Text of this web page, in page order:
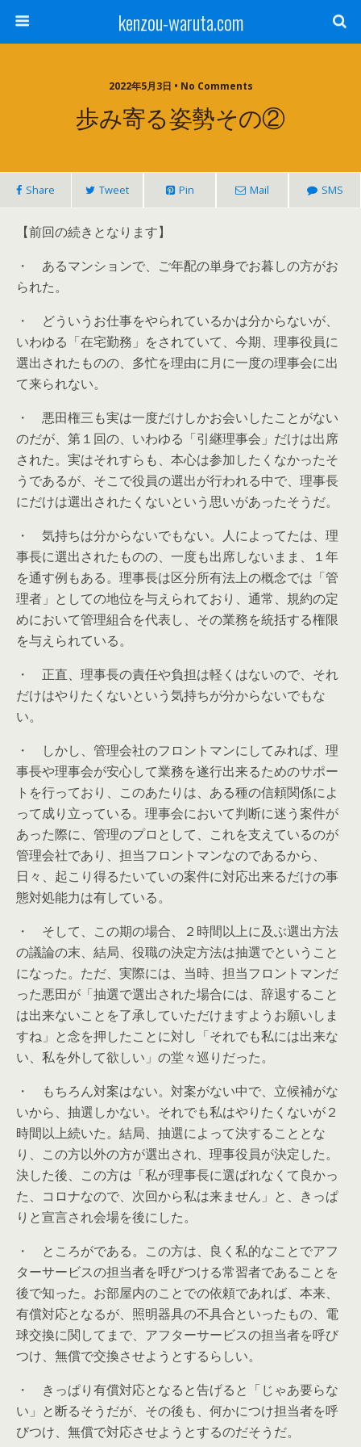
kenzou-waruta.com
2022年5月3日 • No Comments
歩み寄る姿勢その②
Share Tweet Pin Mail SMS
【前回の続きとなります】
・ あるマンションで、ご年配の単身でお暮しの方がお
られた。
・ どういうお仕事をやられているかは分からないが、
いわゆる「在宅勤務」をされていて、今期、理事役員に
選出されたものの、多忙を理由に月に一度の理事会に出
て来られない。
・ 悪田権三も実は一度だけしかお会いしたことがない
のだが、第１回の、いわゆる「引継理事会」だけは出席
された。実はそれすらも、本心は参加したくなかったそ
うであるが、そこで役員の選出が行われる中で、理事長
にだけは選出されたくないという思いがあったそうだ。
・ 気持ちは分からないでもない。人によってたは、理
事長に選出されたものの、一度も出席しないまま、１年
を通す例もある。理事長は区分所有法上の概念では「管
理者」としての地位を与えられており、通常、規約の定
めにおいて管理組合を代表し、その業務を統括する権限
を与えられている。
・ 正直、理事長の責任や負担は軽くはないので、それ
だけはやりたくないという気持ちが分からないでもな
い。
・ しかし、管理会社のフロントマンにしてみれば、理
事長や理事会が安心して業務を遂行出来るためのサポー
トを行っており、このあたりは、ある種の信頼関係によ
って成り立っている。理事会において判断に迷う案件が
あった際に、管理のプロとして、これを支えているのが
管理会社であり、担当フロントマンなのであるから、
日々、起こり得るたいていの案件に対応出来るだけの事
態対処能力は有している。
・ そして、この期の場合、２時間以上に及ぶ選出方法
の議論の末、結局、役職の決定方法は抽選でということ
になった。ただ、実際には、当時、担当フロントマンだ
った悪田が「抽選で選出された場合には、辞退すること
は出来ないことを了承していただけますようお願いしま
すね」と念を押したことに対し「それでも私には出来な
い、私を外して欲しい」の堂々巡りだった。
・ もちろん対案はない。対案がない中で、立候補がな
いから、抽選しかない。それでも私はやりたくないが２
時間以上続いた。結局、抽選によって決することとな
り、この方以外の方が選出され、理事役員が決定した。
決した後、この方は「私が理事長に選ばれなくて良かっ
た、コロナなので、次回から私は来ません」と、きっぱ
りと宣言され会場を後にした。
・ ところがである。この方は、良く私的なことでアフ
ターサービスの担当者を呼びつける常習者であることを
後で知った。お部屋内のことでの依頼であれば、本来、
有償対応となるが、照明器具の不具合といったもの、電
球交換に関してまで、アフターサービスの担当者を呼び
つけ、無償で交換させようとするらしい。
・ きっぱり有償対応となると告げると「じゃあ要らな
い」と断るそうだが、その後も、何かにつけ担当者を呼
びつけ、無償で対応させようとするのだそうだ。